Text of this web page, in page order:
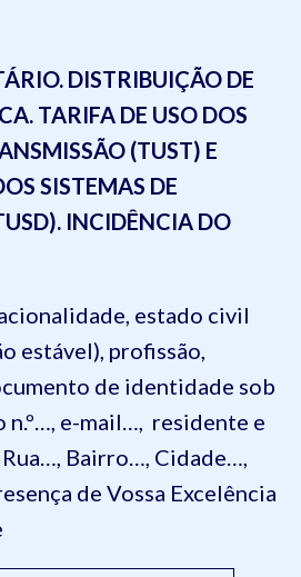
DISTRIBUIÇÃO DE
TARIFA DE USO DOS
(TUST) E
SISTEMAS DE
INCIDÊNCIA DO
estado civil
estável), profissão,
de identidade sob
n.º…, e-mail…, residente e
Bairro…, Cidade…,
de Vossa Excelência